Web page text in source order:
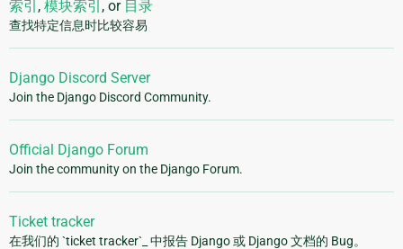
索引 , 模块索引 , or 目录
查找特定信息时比较容易
Django Discord Server
Join the Django Discord Community.
Official Django Forum
Join the community on the Django Forum.
Ticket tracker
在我们的 `ticket tracker`_ 中报告 Django 或 Django 文档的 Bug。